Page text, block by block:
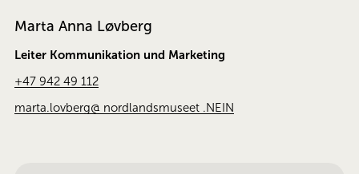
Marta Anna Løvberg
Leiter Kommunikation und Marketing
+47 942 49 112
marta.lovberg@ nordlandsmuseet .NEIN